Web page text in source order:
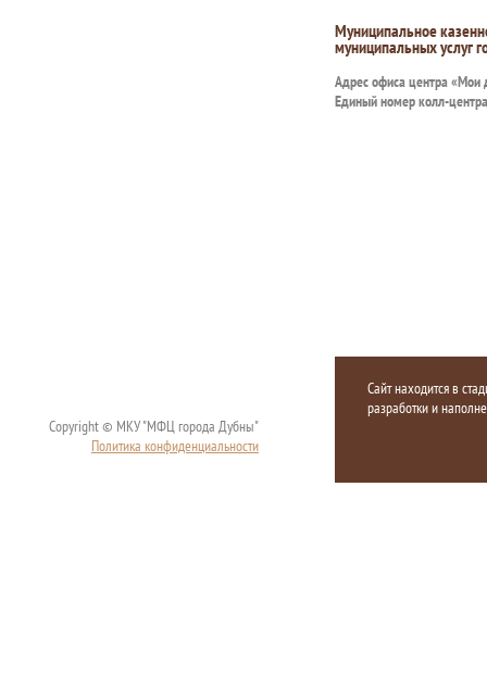
Муниципальное
муниципальных услуг
Адрес офиса центра «Мои
Единый номер колл-
Copyright © МКУ "МФЦ города Дубны"
Политика конфиденциальности
Сайт находится в
разработки и